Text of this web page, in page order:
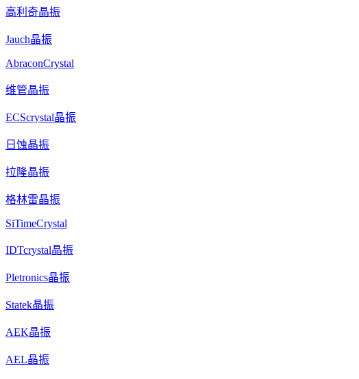
高利奇晶振
Jauch晶振
AbraconCrystal
维管晶振
ECScrystal晶振
日蚀晶振
拉隆晶振
格林雷晶振
SiTimeCrystal
IDTcrystal晶振
Pletronics晶振
Statek晶振
AEK晶振
AEL晶振